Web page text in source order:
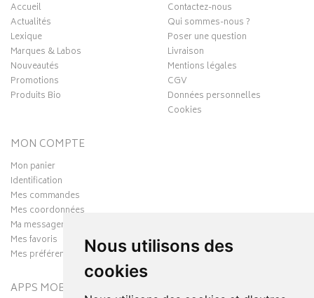
Nous utilisons des
cookies
Accueil
Actualités
Lexique
Marques & Labos
Nouveautés
Promotions
Produits Bio
Contactez-nous
Qui sommes-nous ?
Poser une question
Livraison
Mentions légales
CGV
Données personnelles
Cookies
MON COMPTE
Mon panier
Identification
Mes commandes
Mes coordonnées
Ma messagerie
Mes favoris
Mes préférences Cookies
APPS MOBILES